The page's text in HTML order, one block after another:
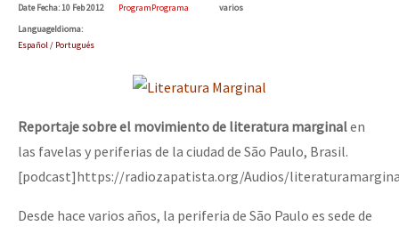
DateFecha: 10 Feb 2012
ProgramPrograma
varios
LanguageIdioma:
Español / Portugués
Reportaje sobre el movimiento de literatura marginalen
las favelas y periferias de la ciudad de São Paulo, Brasil.
[podcast]https://radiozapatista.org/Audios/
Desde hace varios años, la periferia de São Paulo es sede de